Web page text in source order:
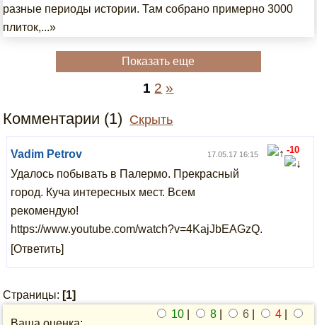
разные периоды истории. Там собрано примерно 3000
плиток,...»
Показать еще
1 2 »
Комментарии (1) Скрыть
Vadim Petrov 17.05.17 16:15
Удалось побывать в Палермо. Прекрасный
город. Куча интересных мест. Всем
рекомендую!
https://www.youtube.com/watch?v=4KajJbEAGzQ.
[Ответить]
-10
Страницы: [1]
10 8 6 4